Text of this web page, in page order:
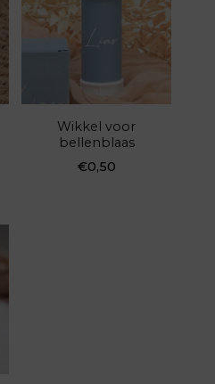
Wikkel voor
bellenblaas
€0,50